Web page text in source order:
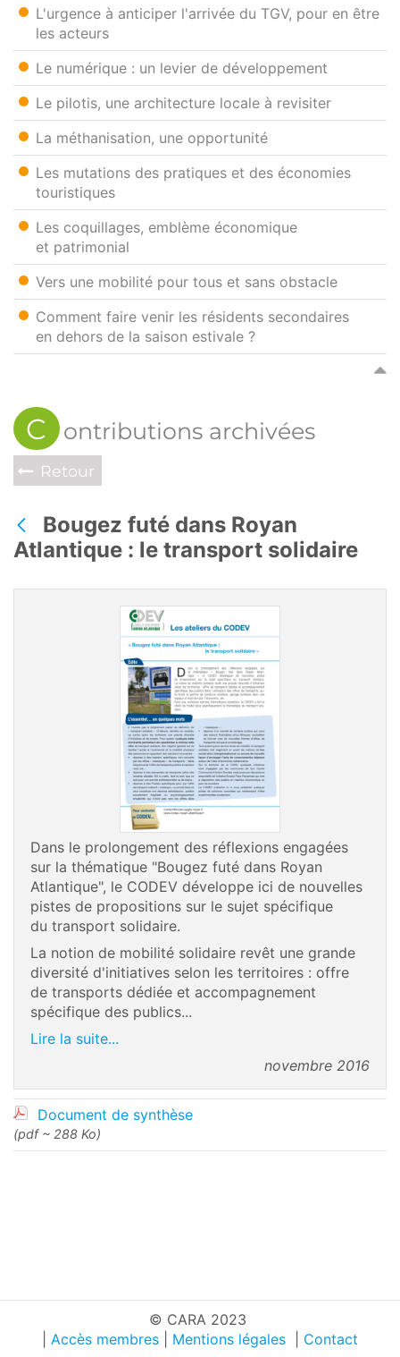
L'urgence à anticiper l'arrivée du TGV, pour en être
les acteurs
Le numérique : un levier de développement
Le pilotis, une architecture locale à revisiter
La méthanisation, une opportunité
Les mutations des pratiques et des économies
touristiques
Les coquillages, emblème économique
et patrimonial
Vers une mobilité pour tous et sans obstacle
Comment faire venir les résidents secondaires
en dehors de la saison estivale ?
C ontributions archivées
Retour
Back
Bougez futé dans Royan
Atlantique : le transport solidaire
Dans le prolongement des réflexions engagées
sur la thématique "Bougez futé dans Royan
Atlantique", le CODEV développe ici de nouvelles
pistes de propositions sur le sujet spécifique
du transport solidaire.
La notion de mobilité solidaire revêt une grande
diversité d'initiatives selon les territoires : offre
de transports dédiée et accompagnement
spécifique des publics...
Lire la suite...
novembre 2016
Document de synthèse
(pdf ~ 288 Ko)
© CARA 2023
Accès membres Mentions légales Contact